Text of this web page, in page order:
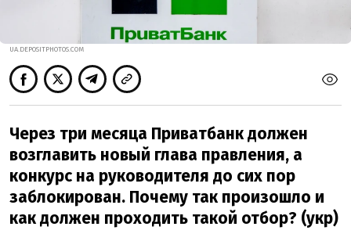
UA.DEPOSITPHOTOS.COM
Через три месяца Приватбанк должен
возглавить новый глава правления, а
конкурс на руководителя до сих пор
заблокирован. Почему так произошло и
как должен проходить такой отбор? (укр)